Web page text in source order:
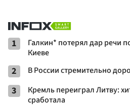
1
Галкин* потерял дар речи
Киеве
2 В России стремительно
3
Кремль переиграл Литву:
сработала